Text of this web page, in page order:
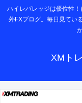
ハイレバレッジは優位性
外FXブログ。毎日見てい
XMト